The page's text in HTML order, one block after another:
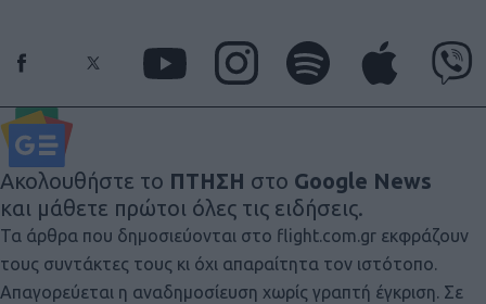
Ακολουθήστε το ΠΤΗΣΗ στο Google News
και μάθετε πρώτοι όλες τις ειδήσεις.
Τα άρθρα που δημοσιεύονται στο flight.com.gr εκφράζουν
τους συντάκτες τους κι όχι απαραίτητα τον ιστότοπο.
Απαγορεύεται η αναδημοσίευση χωρίς γραπτή έγκριση. Σε